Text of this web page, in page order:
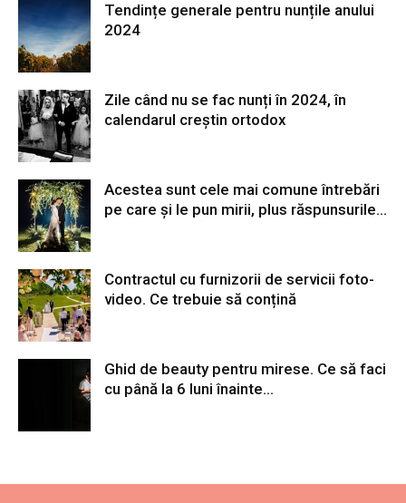
Tendințe generale pentru nunțile anului
2024
Zile când nu se fac nunți în 2024, în
calendarul creștin ortodox
Acestea sunt cele mai comune întrebări
pe care și le pun mirii, plus răspunsurile...
Contractul cu furnizorii de servicii foto-
video. Ce trebuie să conțină
Ghid de beauty pentru mirese. Ce să faci
cu până la 6 luni înainte...